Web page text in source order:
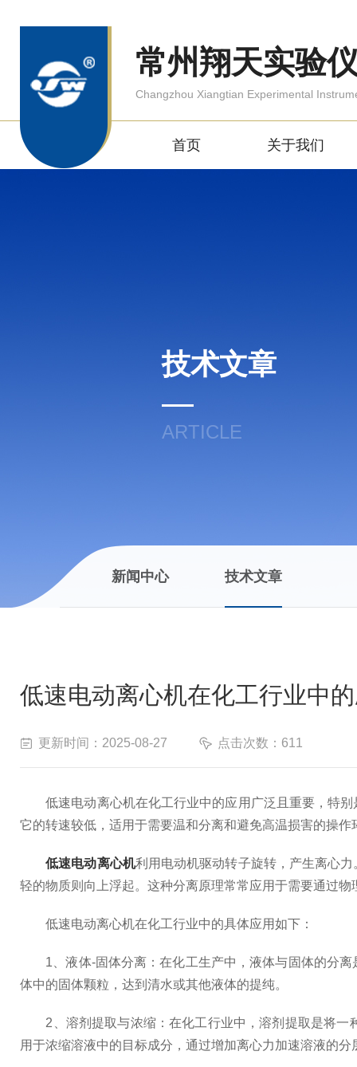
常州翔天实验
Changzhou Xiangtian Experimental
首页 关于我们
技术文章
ARTICLE
新闻中心 技术文章
低速电动离心机在化工行业中
更新时间：2025-08-27 点击次数：611
低速电动离心机在化工行业中的应用广泛且重要，特别
它的转速较低，适用于需要温和分离和避免高温损害的操作
低速电动离心机利用电动机驱动转子旋转，产生离心
轻的物质则向上浮起。这种分离原理常常应用于需要通过物
低速电动离心机在化工行业中的具体应用如下：
1、液体-固体分离：在化工生产中，液体与固体的分离
体中的固体颗粒，达到清水或其他液体的提纯。
2、溶剂提取与浓缩：在化工行业中，溶剂提取是将一
用于浓缩溶液中的目标成分，通过增加离心力加速溶液的分